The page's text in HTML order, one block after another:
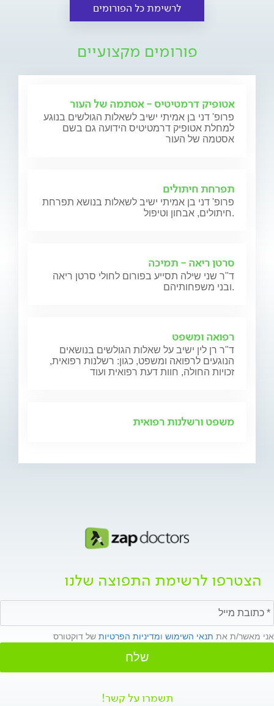
לרשימת כל הפורומים
פורומים מקצועיים
אטופיק דרמטיטיס - אסתמה של העור
פרופ' דני בן אמיתי ישיב לשאלות הגולשים בנוגע
למחלת אטופיק דרמטיטיס הידועה גם בשם
אסטמה של העור
תפרחת חיתולים
פרופ' דני בן אמיתי ישיב לשאלות בנושא תפרחת
חיתולים, אבחון וטיפול.
סרטן ריאה - תמיכה
ד"ר שני שילה תסייע בפורום לחולי סרטן ריאה
ובני משפחותיהם.
רפואה ומשפט
ד"ר רן לין ישיב על שאלות הגולשים בנושאים
הנוגעים לרפואה ומשפט, כגון: רשלנות רפואית,
זכויות החולה, חוות דעת רפואית ועוד
משפט ורשלנות רפואית
הצטרפו לרשימת התפוצה שלנו
אני מאשר/ת את תנאי השימוש ומדיניות הפרטיות של דוקטורס
שלח
תשמרו על קשר!